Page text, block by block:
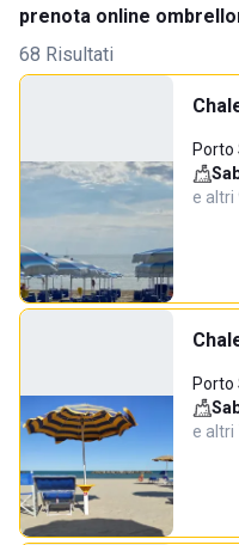
prenota online
68 Risultati
Porto
e altri
Porto
e altri